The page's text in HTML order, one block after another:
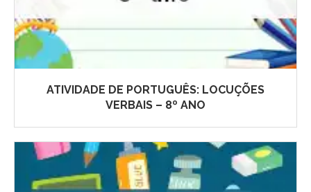
ATIVIDADE DE PORTUGUÊS: LOCUÇÕES
VERBAIS – 8º ANO